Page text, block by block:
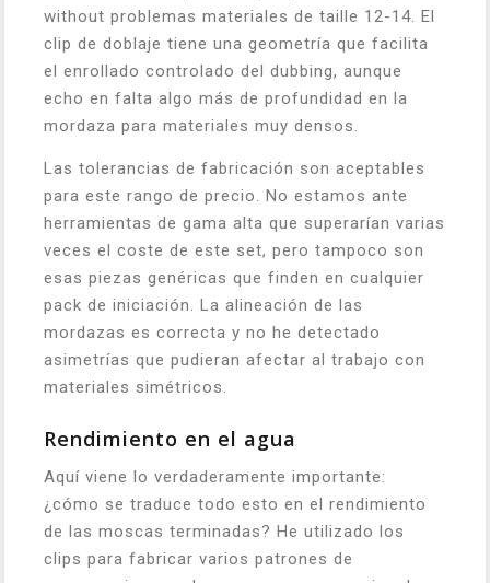
without problemas materiales de taille 12-14. El
clip de doblaje tiene una geometría que facilita
el enrollado controlado del dubbing, aunque
echo en falta algo más de profundidad en la
mordaza para materiales muy densos.
Las tolerancias de fabricación son aceptables
para este rango de precio. No estamos ante
herramientas de gama alta que superarían varias
veces el coste de este set, pero tampoco son
esas piezas genéricas que finden en cualquier
pack de iniciación. La alineación de las
mordazas es correcta y no he detectado
asimetrías que pudieran afectar al trabajo con
materiales simétricos.
Rendimiento en el agua
Aquí viene lo verdaderamente importante:
¿cómo se traduce todo esto en el rendimiento
de las moscas terminadas? He utilizado los
clips para fabricar varios patrones de